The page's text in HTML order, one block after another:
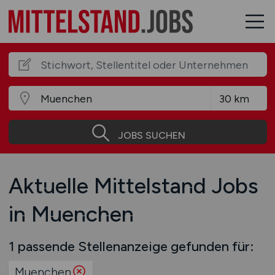
JOBS SUCHEN
Aktuelle Mittelstand Jobs
in Muenchen
1 passende Stellenanzeige gefunden für:
Muenchen